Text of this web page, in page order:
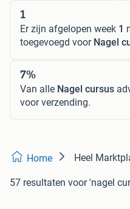
1
Er zijn afgelopen week 1
toegevoegd voor Nagel
7%
Van alle Nagel cursus
voor verzending.
Home Heel
57 resultaten voor 'nagel